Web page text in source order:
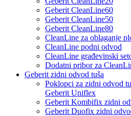
Geberit CleanLine60
Geberit CleanLine50
Geberit CleanLine80
CleanLine za oblaganje
CleanLine podni odvod
CleanLine građevinski
Dodatni pribor za
Geberit zidni odvod tuša
Poklopci za zidni odvod
Geberit Uniflex
Geberit Kombifix zidni
Geberit Duofix zidni